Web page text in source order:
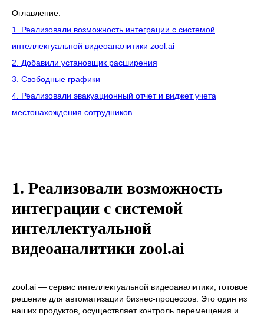
Оглавление:
1. Реализовали возможность интеграции с системой
интеллектуальной видеоаналитики zool.ai
2. Добавили установщик расширения
3. Свободные графики
4. Реализовали эвакуационный отчет и виджет учета
местонахождения сотрудников
1. Реализовали возможность
интеграции с системой
интеллектуальной
видеоаналитики zool.ai
zool.ai — cервис интеллектуальной видеоаналитики, готовое
решение для автоматизации бизнес-процессов. Это один из
наших продуктов, осуществляет контроль перемещения и